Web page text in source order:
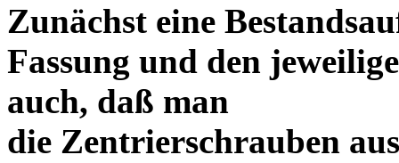
Zunächst eine
Fassung und den
auch, daß man
die Zentrierschrauben